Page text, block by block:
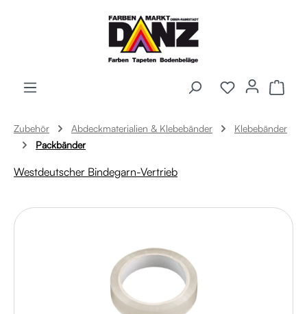
Zum Hauptinhalt springen
Zubehör Abdeckmaterialien & Klebebänder
Klebebänder
Packbänder
Westdeutscher Bindegarn-Vertrieb
Bildergalerie überspringen